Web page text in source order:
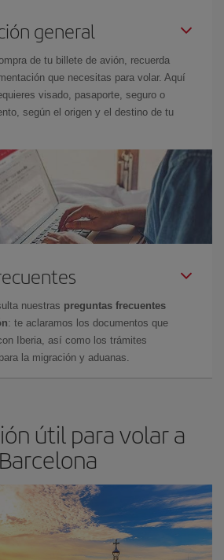
general
de tu billete de avión, recuerda
que necesitas para volar. Aquí
visado, pasaporte, seguro o
según el origen y el destino de tu
nuestras preguntas frecuentes
: te aclaramos los documentos que
Iberia, así como los trámites
la migración y aduanas.
útil para volar a
Barcelona